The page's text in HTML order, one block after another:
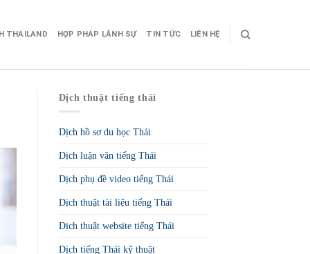
THAILAND HỢP PHÁP LÃNH SỰ TIN TỨC LIÊN HỆ
Dịch thuật tiếng thái
Dịch hồ sơ du học Thái
Dịch luận văn tiếng Thái
Dịch phụ đề video tiếng Thái
Dịch thuật tài liệu tiếng Thái
Dịch thuật website tiếng Thái
Dịch tiếng Thái kỹ thuật